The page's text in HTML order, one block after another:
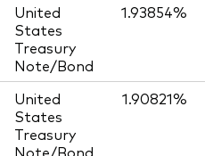
United
States
Treasury
Note/Bond
1.93854%
United
States
Treasury
Note/Bond
1.90821%